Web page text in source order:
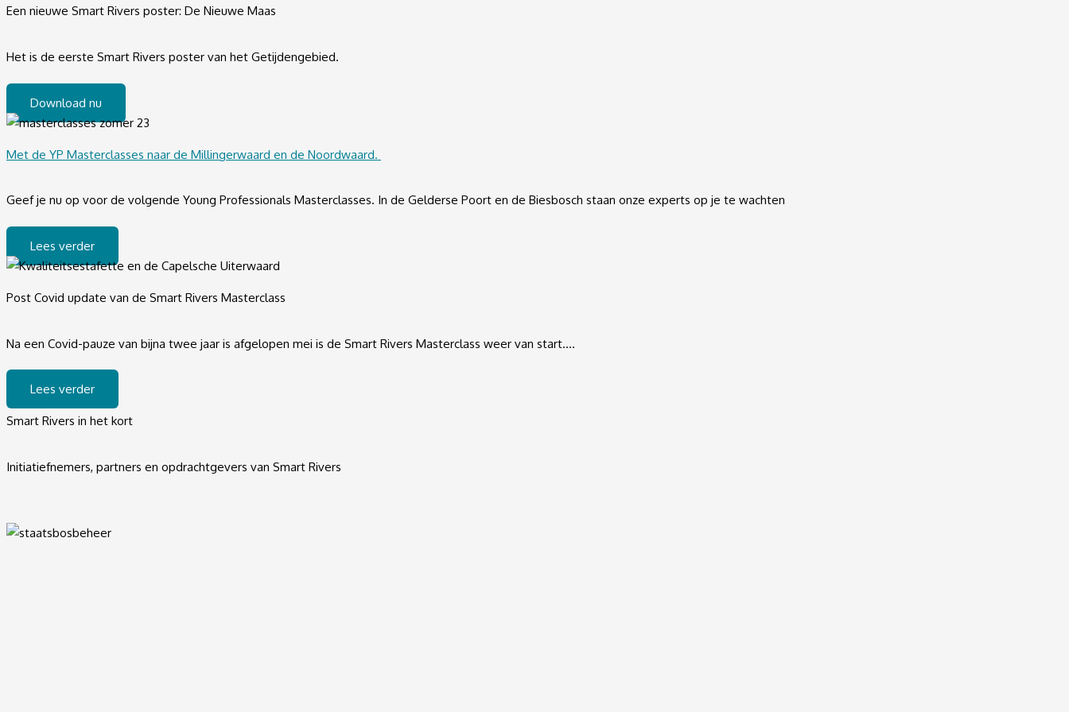
Een nieuwe Smart Rivers poster: De Nieuwe Maas
Het is de eerste Smart Rivers poster van het Getijdengebied.
Download nu
Met de YP Masterclasses naar de Millingerwaard en de Noordwaard.
Geef je nu op voor de volgende Young Professionals Masterclasses. In de Gelderse Poort en de Biesbosch staan onze experts op je te wachten
Lees verder
Post Covid update van de Smart Rivers Masterclass
Na een Covid-pauze van bijna twee jaar is afgelopen mei is de Smart Rivers Masterclass weer van start….
Lees verder
Smart Rivers in het kort
Initiatiefnemers, partners en opdrachtgevers van Smart Rivers